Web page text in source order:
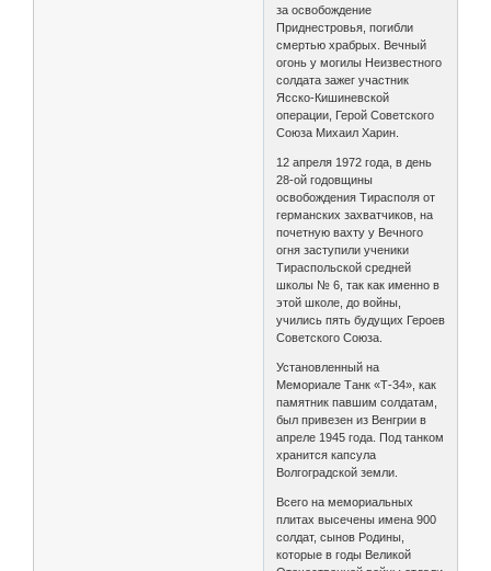
за освобождение
Приднестровья, погибли
смертью храбрых. Вечный
огонь у могилы Неизвестного
солдата зажег участник
Ясско-Кишиневской
операции, Герой Советского
Союза Михаил Харин.
12 апреля 1972 года, в день
28-ой годовщины
освобождения Тирасполя от
германских захватчиков, на
почетную вахту у Вечного
огня заступили ученики
Тираспольской средней
школы № 6, так как именно в
этой школе, до войны,
учились пять будущих Героев
Советского Союза.
Установленный на
Мемориале Танк «Т-34», как
памятник павшим солдатам,
был привезен из Венгрии в
апреле 1945 года. Под танком
хранится капсула
Волгоградской земли.
Всего на мемориальных
плитах высечены имена 900
солдат, сынов Родины,
которые в годы Великой